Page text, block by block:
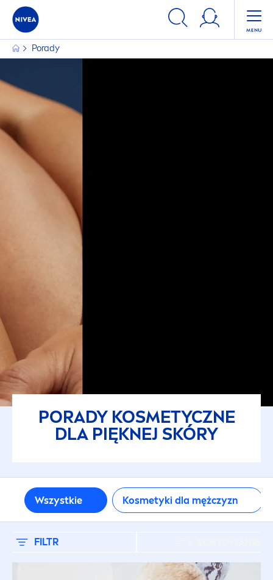
Porady
PORADY KOSMETYCZNE
DLA PIĘKNEJ SKÓRY
Wszystkie Kosmetyki dla mężczyzn
FILTR
FILTRY
KATEGORIA GŁÓWNA
Kosmetyki do twarzy
Kosmetyki do włosów
Ochrona Przeciwsłoneczna
Produkty specjalne
RODZAJ PRODUKTU
Antyperspiranty
Antyperspiranty dla mężczyzn
Kosmetyki dla niemowląt
Kosmetyki do golenia
Kosmetyki do golenia ciała